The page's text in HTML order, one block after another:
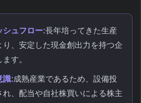
シュフロー:長年培ってきた生産
り、安定した現金創出力を持つ企
す。
識:成熟産業であるため、設備投
れ、配当や自社株買いによる株主